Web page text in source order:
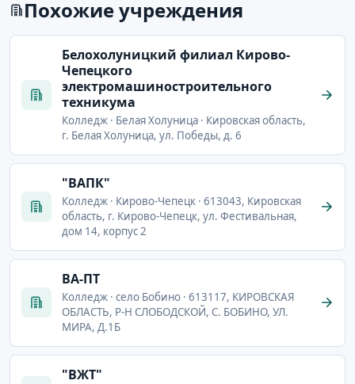
Похожие учреждения
Белохолуницкий филиал Кирово-
Чепецкого
электромашиностроительного
техникума
Колледж · Белая Холуница · Кировская область,
г. Белая Холуница, ул. Победы, д. 6
"ВАПК"
Колледж · Кирово-Чепецк · 613043, Кировская
область, г. Кирово-Чепецк, ул. Фестивальная,
дом 14, корпус 2
ВА-ПТ
Колледж · село Бобино · 613117, КИРОВСКАЯ
ОБЛАСТЬ, Р-Н СЛОБОДСКОЙ, С. БОБИНО, УЛ.
МИРА, Д.1Б
"ВЖТ"